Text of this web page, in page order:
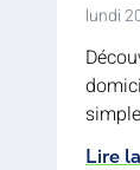
lundi
Lire